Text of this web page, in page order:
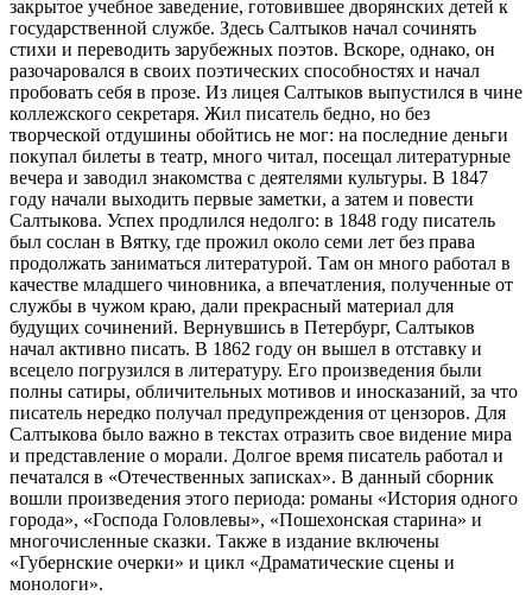
закрытое учебное заведение, готовившее дворянских детей к
государственной службе. Здесь Салтыков начал сочинять
стихи и переводить зарубежных поэтов. Вскоре, однако, он
разочаровался в своих поэтических способностях и начал
пробовать себя в прозе. Из лицея Салтыков выпустился в чине
коллежского секретаря. Жил писатель бедно, но без
творческой отдушины обойтись не мог: на последние деньги
покупал билеты в театр, много читал, посещал литературные
вечера и заводил знакомства с деятелями культуры. В 1847
году начали выходить первые заметки, а затем и повести
Салтыкова. Успех продлился недолго: в 1848 году писатель
был сослан в Вятку, где прожил около семи лет без права
продолжать заниматься литературой. Там он много работал в
качестве младшего чиновника, а впечатления, полученные от
службы в чужом краю, дали прекрасный материал для
будущих сочинений. Вернувшись в Петербург, Салтыков
начал активно писать. В 1862 году он вышел в отставку и
всецело погрузился в литературу. Его произведения были
полны сатиры, обличительных мотивов и иносказаний, за что
писатель нередко получал предупреждения от цензоров. Для
Салтыкова было важно в текстах отразить свое видение мира
и представление о морали. Долгое время писатель работал и
печатался в «Отечественных записках». В данный сборник
вошли произведения этого периода: романы «История одного
города», «Господа Головлевы», «Пошехонская старина» и
многочисленные сказки. Также в издание включены
«Губернские очерки» и цикл «Драматические сцены и
монологи».